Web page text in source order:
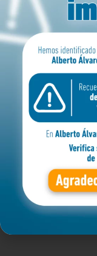
ZONA
BARRIO
APARTAMENTO